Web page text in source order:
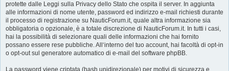
protette dalle Leggi sulla Privacy dello Stato che ospita il server. In aggiunta
alle informazioni di nome utente, password ed indirizzo e-mail richiesti durante
il processo di registrazione su NauticForum.it, quale altra informazione sia
obbligatoria o opzionale, è a totale discrezione di NauticForum.it. In tutti i casi,
hai la possibilità di selezionare quali delle informazioni che hai fornito
possano essere rese pubbliche. All‘interno del tuo account, hai facoltà di opt-in
o opt-out sul generatore automatico di e-mail del software phpBB.
La password viene criptata (hash unidirezionale) per motivi di sicurezza e